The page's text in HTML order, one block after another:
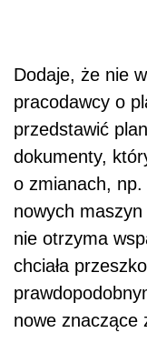
Dodaje, że nie
pracodawcy o
przedstawić
dokumenty,
o zmianach,
nowych
nie otrzyma
chciała
nowe znaczące